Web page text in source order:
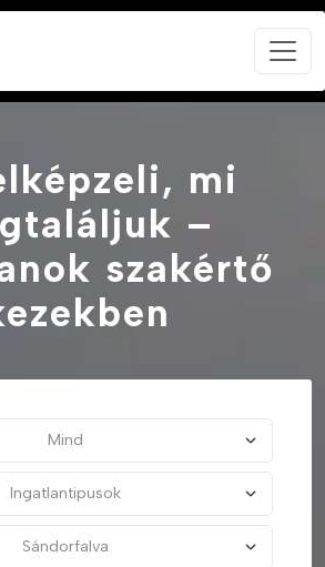
mi
–
szakértő